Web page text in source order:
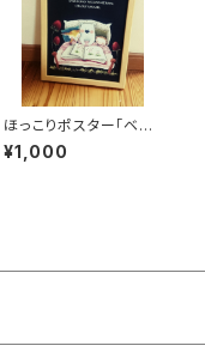
ほっこりポスター「ベッ
ドで絵本」
¥1,000